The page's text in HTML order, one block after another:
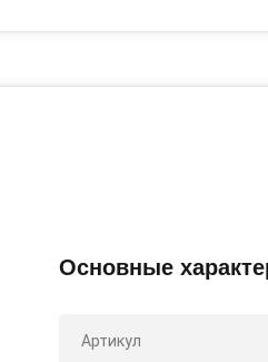
Основные
Артикул